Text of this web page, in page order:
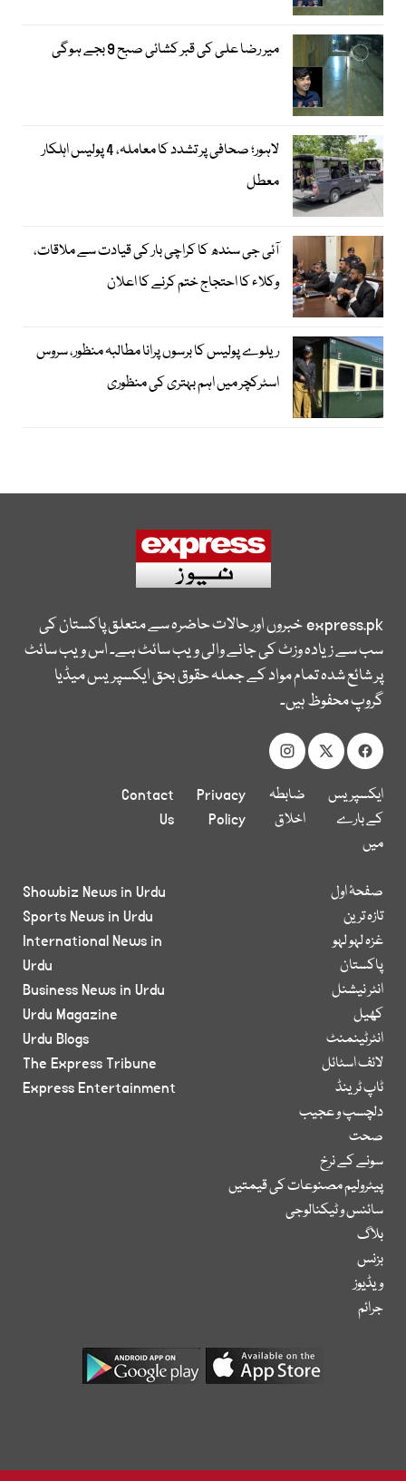
میر رضا علی کی قبر کشائی صبح 9 بجے ہوگی
لاہور؛ صحافی پر تشدد کا معاملہ، 4 پولیس اہلکار
معطل
آئی جی سندھ کا کراچی بار کی قیادت سے ملاقات،
وکلاء کا احتجاج ختم کرنے کا اعلان
ریلوے پولیس کا برسوں پرانا مطالبہ منظور، سروس
اسٹرکچر میں اہم بہتری کی منظوری
express.pkخبروں اور حالات حاضرہ سے متعلق پاکستان کی
سب سے زیادہ وزٹ کی جانے والی ویب سائٹ ہے۔ اس ویب سائٹ
پر شائع شدہ تمام مواد کے جملہ حقوق بحق ایکسپریس میڈیا
گروپ محفوظ ہیں۔
ایکسپریس
کے بارے
میں
ضابطہ
اخلاق
Privacy
Policy
Contact
Us
صفحۂ اول
تازہ ترین
غزہ لہو لہو
پاکستان
انٹر نیشنل
کھیل
انٹرٹینمنٹ
لائف اسٹائل
ٹاپ ٹرینڈ
دلچسپ و عجیب
صحت
سونے کے نرخ
پیٹرولیم مصنوعات کی قیمتیں
سائنس و ٹیکنالوجی
بلاگ
بزنس
ویڈیوز
جرائم
Showbiz News in Urdu
Sports News in Urdu
International News in
Urdu
Business News in Urdu
Urdu Magazine
Urdu Blogs
The Express Tribune
Express Entertainment